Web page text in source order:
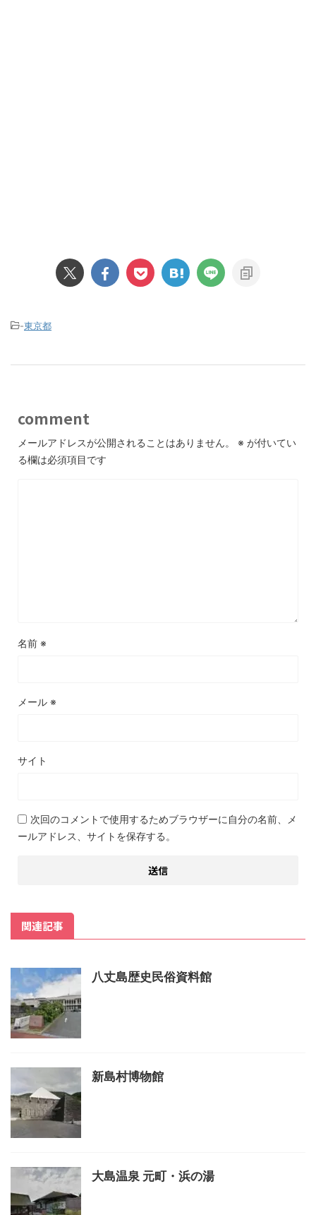
-東京都
comment
メールアドレスが公開されることはありません。 ※ が付いてい
る欄は必須項目です
名前 ※
メール ※
サイト
次回のコメントで使用するためブラウザーに自分の名前、メ
ールアドレス、サイトを保存する。
関連記事
八丈島歴史民俗資料館
新島村博物館
大島温泉 元町・浜の湯